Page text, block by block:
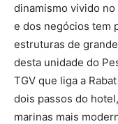
dinamismo vivido
e dos negócios tem
estruturas de
desta unidade do
TGV que liga a
dois passos do
marinas mais